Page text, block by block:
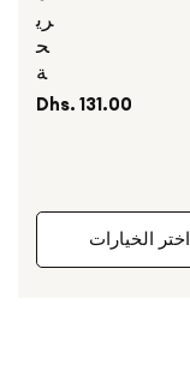
ري
ح
ة
السعر
Dhs. 131.00
اختر الخيارات